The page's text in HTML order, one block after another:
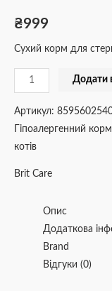
₴999
Сухий корм для
Додати
Артикул:
Гіпоалергенний
котів
Brit Care
Опис
Додаткова
Brand
Відгуки (0)